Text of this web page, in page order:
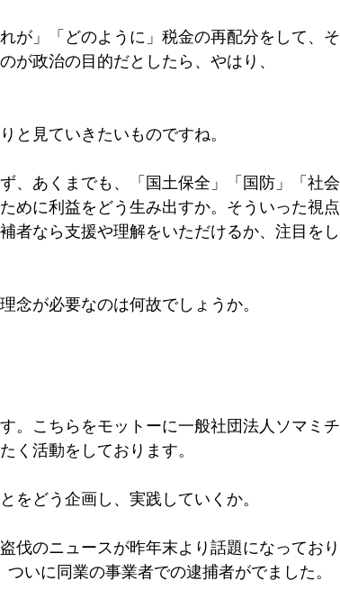
が」「どのように」税金の再配分をして、そ
が政治の目的だとしたら、やはり、
と見ていきたいものですね。
、あくまでも、「国土保全」「国防」「社会
めに利益をどう生み出すか。そういった視点
者なら支援や理解をいただけるか、注目をし
念が必要なのは何故でしょうか。
。こちらをモットーに一般社団法人ソマミチ
く活動をしております。
をどう企画し、実践していくか。
伐のニュースが昨年末より話題になっており
いに同業の事業者での逮捕者がでました。